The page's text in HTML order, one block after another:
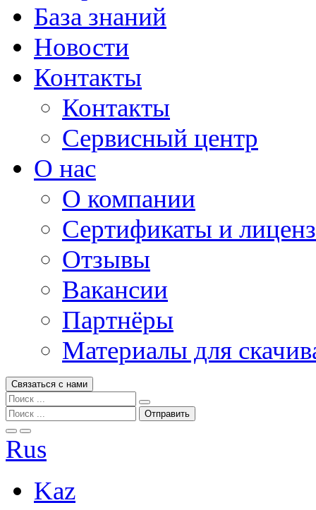
База знаний
Новости
Контакты
Контакты
Сервисный центр
О нас
О компании
Сертификаты и
Отзывы
Вакансии
Партнёры
Материалы для
Связаться с нами
Rus
Kaz